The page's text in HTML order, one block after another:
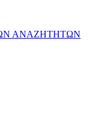
ΑΝΑΖΗΤΗΤΩΝ